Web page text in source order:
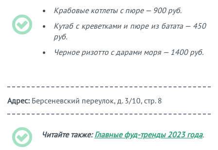
Крабовые котлеты с пюре — 900 руб.
Кутаб с креветками и пюре из батата — 450
руб.
Черное ризотто с дарами моря — 1400 руб.
Адрес: Берсеневский переулок, д. 3/10, стр. 8
Читайте также:Главные фуд-тренды 2023 года.